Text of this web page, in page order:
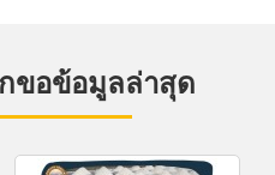
ขอข้อมูลล่าสุด